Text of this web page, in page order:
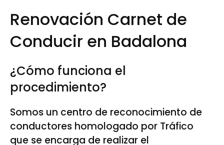
Renovación Carnet de
Conducir en Badalona
¿Cómo funciona el
procedimiento?
Somos un centro de reconocimiento de
conductores homologado por Tráfico
que se encarga de realizar el